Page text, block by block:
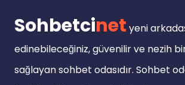
Sohbetcinet yeni
edinebileceğiniz, güvenilir ve nezih
sağlayan sohbet odasıdır. Sohbet